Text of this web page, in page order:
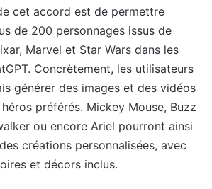
cet accord est de permettre
de 200 personnages issus de
Marvel et Star Wars dans les
Concrètement, les utilisateurs
générer des images et des vidéos
préférés. Mickey Mouse, Buzz
ou encore Ariel pourront ainsi
créations personnalisées, avec
et décors inclus.